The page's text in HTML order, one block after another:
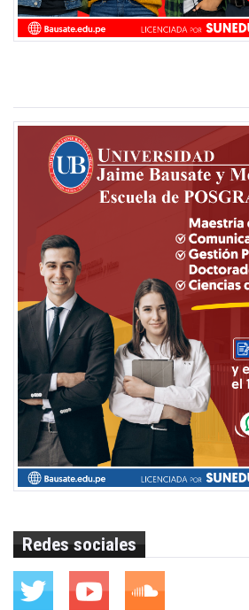
Redes sociales